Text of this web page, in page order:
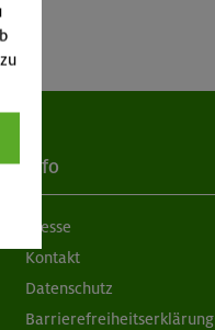
Info
Presse
Kontakt
Datenschutz
Barrierefreiheitserklärung